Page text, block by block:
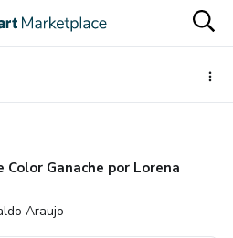
Color Ganache por Lorena
Araujo